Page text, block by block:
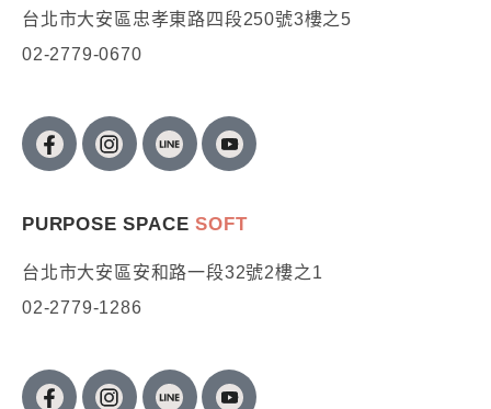
台北市大安區忠孝東路四段250號3樓之5
02-2779-0670
PURPOSE SPACESOFT
台北市大安區安和路一段32號2樓之1
02-2779-1286